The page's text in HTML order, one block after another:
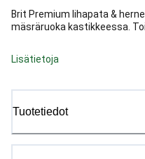
Brit Premium lihapata &
mäsräruoka kastikkeessa.
Lisätietoja
Tuotetiedot